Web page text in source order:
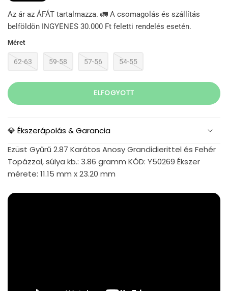
Az ár az ÁFÁT tartalmazza. 🚛 A csomagolás és szállítás
belföldön INGYENES 30.000 Ft feletti rendelés esetén.
Méret
62-63 59-58 57-56 54-55
ELFOGYOTT
💎 Ékszerápolás & Garancia
Ezüst Gyűrű 2.87 Karátos Anosy Grandidierittel és Fehér
Topázzal, súlya kb.: 3.86 gramm KÓD: Y50269 Ékszer
mérete: 11.15 mm x 23.20 mm